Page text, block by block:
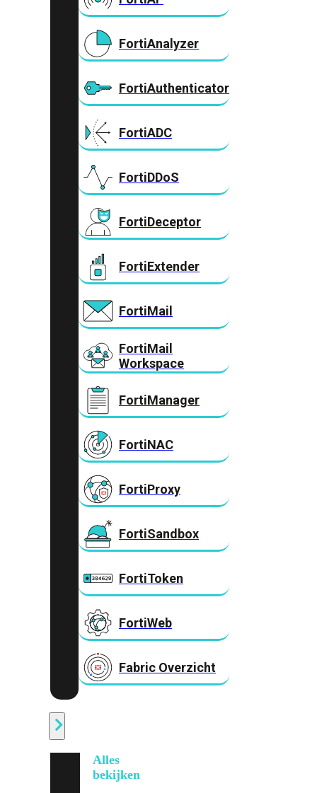
FortiAnalyzer
FortiAuthenticator
FortiADC
FortiDDoS
FortiDeceptor
FortiExtender
FortiMail
FortiMail
Workspace
FortiManager
FortiNAC
FortiProxy
FortiSandbox
FortiToken
FortiWeb
Fabric Overzicht
Alles
bekijken